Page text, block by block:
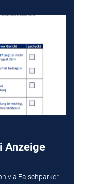
Anzeige
via Falschparker-